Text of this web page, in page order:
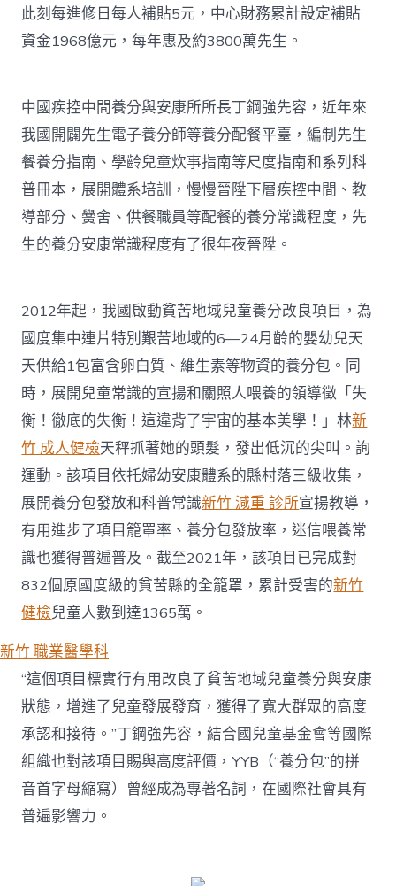
此刻每進修日每人補貼5元，中心財務累計設定補貼
資金1968億元，每年惠及約3800萬先生。
中國疾控中間養分與安康所所長丁鋼強先容，近年來
我國開闢先生電子養分師等養分配餐平臺，編制先生
餐養分指南、學齡兒童炊事指南等尺度指南和系列科
普冊本，展開體系培訓，慢慢晉陞下層疾控中間、教
導部分、黌舍、供餐職員等配餐的養分常識程度，先
生的養分安康常識程度有了很年夜晉陞。
2012年起，我國啟動貧苦地域兒童養分改良項目，為
國度集中連片特別艱苦地域的6—24月齡的嬰幼兒天
天供給1包富含卵白質、維生素等物資的養分包。同
時，展開兒童常識的宣揚和關照人喂養的領導徵「失
衡！徹底的失衡！這違背了宇宙的基本美學！」林新
竹 成人健檢天秤抓著她的頭髮，發出低沉的尖叫。詢
運動。該項目依托婦幼安康體系的縣村落三級收集，
展開養分包發放和科普常識新竹 減重 診所宣揚教導，
有用進步了項目籠罩率、養分包發放率，迷信喂養常
識也獲得普遍普及。截至2021年，該項目已完成對
832個原國度級的貧苦縣的全籠罩，累計受害的新竹
健檢兒童人數到達1365萬。
新竹 職業醫學科
“這個項目標實行有用改良了貧苦地域兒童養分與安康
狀態，增進了兒童發展發育，獲得了寬大群眾的高度
承認和接待。”丁鋼強先容，結合國兒童基金會等國際
組織也對該項目賜與高度評價，YYB（“養分包”的拼
音首字母縮寫）曾經成為專著名詞，在國際社會具有
普遍影響力。